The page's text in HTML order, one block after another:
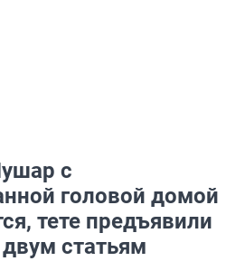
с
головой домой
тете предъявили
статьям